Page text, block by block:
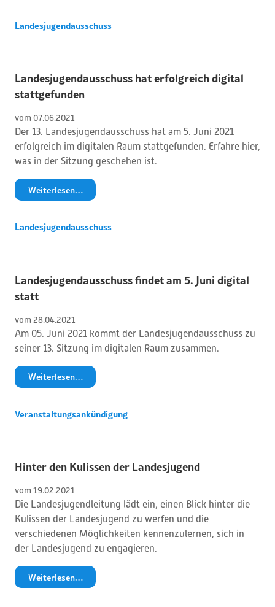
Landesjugendausschuss
Landesjugendausschuss hat erfolgreich digital
stattgefunden
vom 07.06.2021
Der 13. Landesjugendausschuss hat am 5. Juni 2021
erfolgreich im digitalen Raum stattgefunden. Erfahre hier,
was in der Sitzung geschehen ist.
Weiterlesen…
Landesjugendausschuss
Landesjugendausschuss findet am 5. Juni digital
statt
vom 28.04.2021
Am 05. Juni 2021 kommt der Landesjugendausschuss zu
seiner 13. Sitzung im digitalen Raum zusammen.
Weiterlesen…
Veranstaltungsankündigung
Hinter den Kulissen der Landesjugend
vom 19.02.2021
Die Landesjugendleitung lädt ein, einen Blick hinter die
Kulissen der Landesjugend zu werfen und die
verschiedenen Möglichkeiten kennenzulernen, sich in
der Landesjugend zu engagieren.
Weiterlesen…